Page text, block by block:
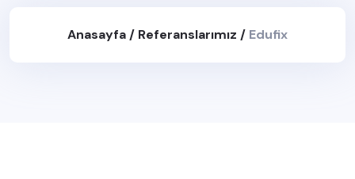
Anasayfa / Referanslarımız / Edufix